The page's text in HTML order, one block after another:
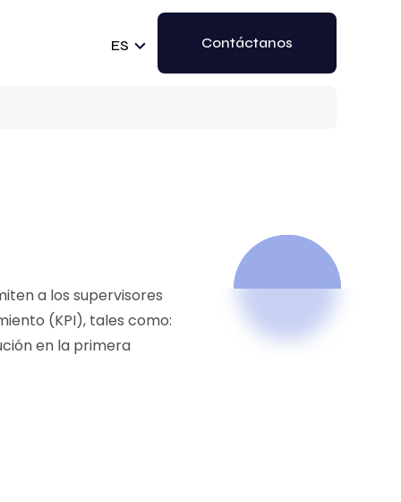
ES Contáctanos
a los supervisores
(KPI), tales como:
en la primera